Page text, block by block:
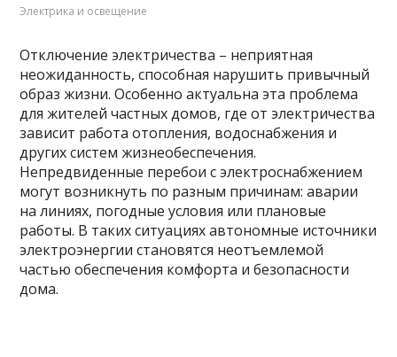
Электрика и освещение
Отключение электричества – неприятная
неожиданность, способная нарушить привычный
образ жизни. Особенно актуальна эта проблема
для жителей частных домов, где от электричества
зависит работа отопления, водоснабжения и
других систем жизнеобеспечения.
Непредвиденные перебои с электроснабжением
могут возникнуть по разным причинам: аварии
на линиях, погодные условия или плановые
работы. В таких ситуациях автономные источники
электроэнергии становятся неотъемлемой
частью обеспечения комфорта и безопасности
дома.